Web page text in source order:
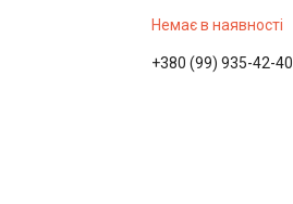
Немає в наявності
+380 (99) 935-42-40